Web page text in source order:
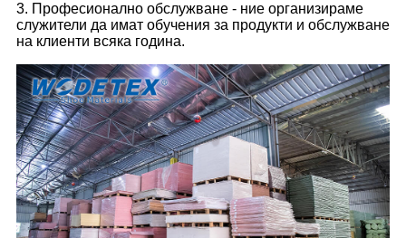
3. Професионално обслужване - ние организираме
служители да имат обучения за продукти и обслужване
на клиенти всяка година.